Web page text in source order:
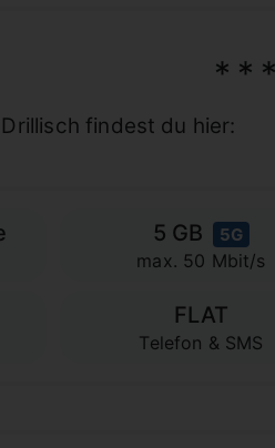
findest du hier:
5 GB 5G
max. 50 Mbit/s
FLAT
Telefon & SMS